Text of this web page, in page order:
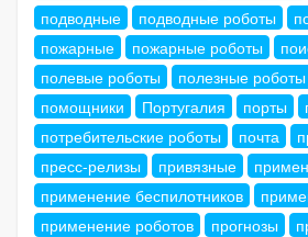
подводные
подводные роботы
пожарные
пожарные роботы
полевые роботы
полезные роботы
помощники
Португалия порты
потребительские роботы
почта
пресс-релизы
привязные
применение беспилотников
применение роботов
прогнозы